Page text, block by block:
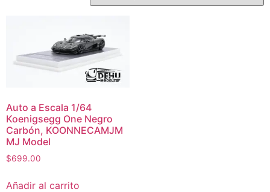
Auto a Escala 1/64
Koenigsegg One Negro
Carbón, KOONNECAMJM
MJ Model
$699.00
Añadir al carrito